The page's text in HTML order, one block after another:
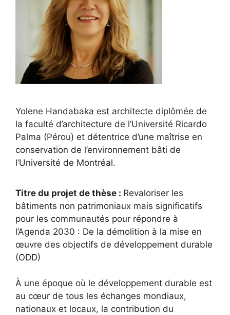
Yolene Handabaka est architecte diplômée de
la faculté d’architecture de l’Université Ricardo
Palma (Pérou) et détentrice d’une maîtrise en
conservation de l’environnement bâti de
l’Université de Montréal.
Titre du projet de thèse : Revaloriser les
bâtiments non patrimoniaux mais significatifs
pour les communautés pour répondre à
l’Agenda 2030 : De la démolition à la mise en
œuvre des objectifs de développement durable
(ODD)
À une époque où le développement durable est
au cœur de tous les échanges mondiaux,
nationaux et locaux, la contribution du